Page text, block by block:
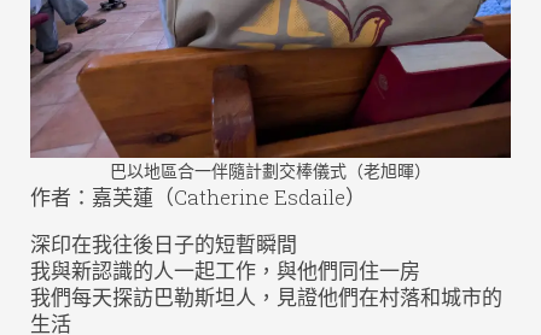
巴以地區合一伴隨計劃交棒儀式（老旭暉）
作者：嘉芙蓮（Catherine Esdaile）
深印在我往後日子的短暫瞬間
我與新認識的人一起工作，與他們同住一房
我們每天探訪巴勒斯坦人，見證他們在村落和城市的
生活